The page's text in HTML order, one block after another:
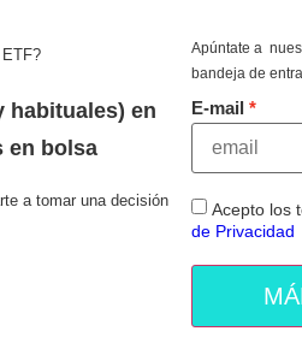
habituales) en
en bolsa
a tomar una decisión
Apúntate a
bandeja de
E-mail
Acepto los
de Privacidad